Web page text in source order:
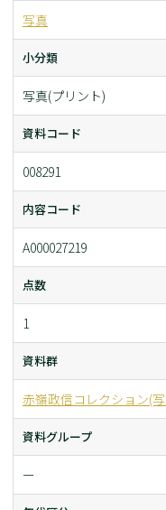
写真
小分類
写真(プリント)
資料コード
008291
内容コード
A000027219
点数
1
資料群
赤嶺政信コレクション(
資料グループ
ー